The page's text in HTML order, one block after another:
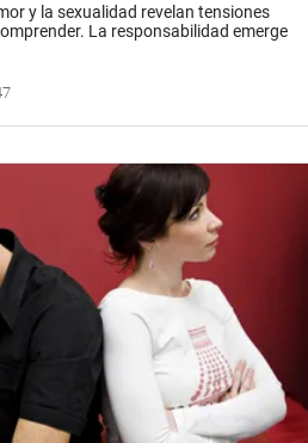
y la sexualidad revelan tensiones
La responsabilidad emerge